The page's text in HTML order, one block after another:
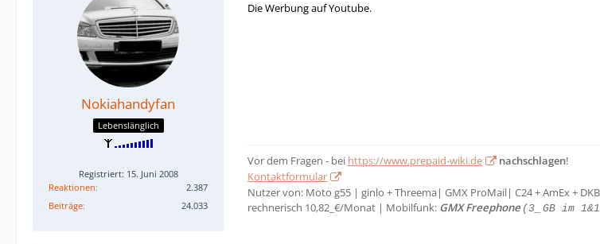
Nokiahandyfan
Lebenslänglich
Registriert: 15. Juni 2008
Reaktionen
2.387
Beiträge
24.033
Die Werbung auf Youtube.
Vor dem Fragen - bei https://www.prepaid-wiki.de nachschlagen!
Kontaktformular
Nutzer von: Moto g55 | ginlo + Threema| GMX ProMail| C24 + AmEx +
rechnerisch 10,82_€/Monat | Mobilfunk: GMX Freephone (3_ GB im